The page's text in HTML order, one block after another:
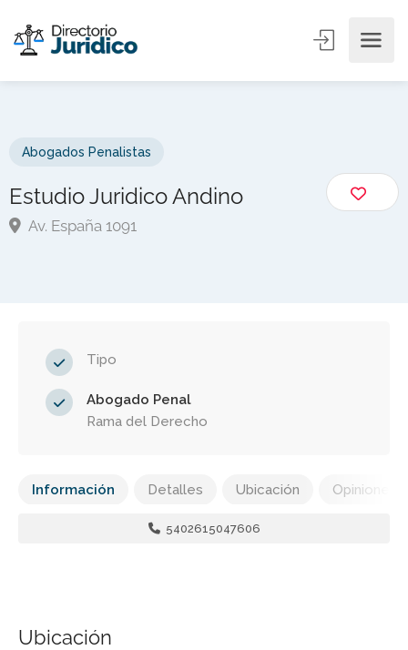
Abogados Penalistas
Estudio Juridico Andino
Av. España 1091
Tipo
Abogado Penal
Rama del Derecho
Información Detalles Ubicación Opiniones
5402615047606
Ubicación